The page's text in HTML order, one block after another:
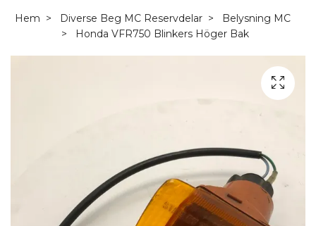
Hem Diverse Beg MC Reservdelar
Belysning MC
Honda VFR750 Blinkers Höger Bak